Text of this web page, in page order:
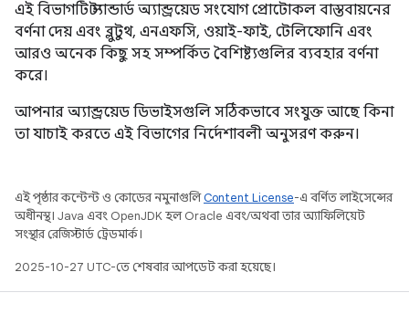
এই বিভাগটি স্ট্যান্ডার্ড অ্যান্ড্রয়েড সংযোগ প্রোটোকল বাস্তবায়নের
বর্ণনা দেয় এবং ব্লুটুথ, এনএফসি, ওয়াই-ফাই, টেলিফোনি এবং
আরও অনেক কিছু সহ সম্পর্কিত বৈশিষ্ট্যগুলির ব্যবহার বর্ণনা
করে।
আপনার অ্যান্ড্রয়েড ডিভাইসগুলি সঠিকভাবে সংযুক্ত আছে কিনা
তা যাচাই করতে এই বিভাগের নির্দেশাবলী অনুসরণ করুন।
এই পৃষ্ঠার কন্টেন্ট ও কোডের নমুনাগুলিContent License-এ বর্ণিত লাইসেন্সের
অধীনস্থ। Java এবং OpenJDK হল Oracle এবং/অথবা তার অ্যাফিলিয়েট
সংস্থার রেজিস্টার্ড ট্রেডমার্ক।
2025-10-27 UTC-তে শেষবার আপডেট করা হয়েছে।